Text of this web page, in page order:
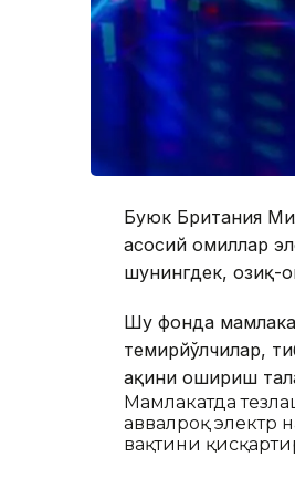
Буюк Британия
асосий омиллар
шунингдек, озиқ-
Шу фонда
темирйўлчилар,
ҳақини ошириш
Мамлакатда
аввалроқ
вақтини